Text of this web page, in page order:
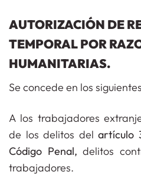
AUTORIZACIÓN DE
TEMPORAL POR
HUMANITARIAS.
Se concede en los
A los trabajadores
de los delitos delartículo
Código Penal, delitos
trabajadores.